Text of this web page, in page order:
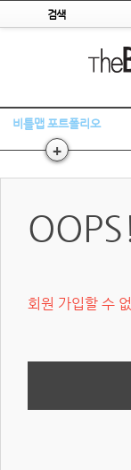
검색
비틀맵 포트폴리오
+
회원 가입할 수